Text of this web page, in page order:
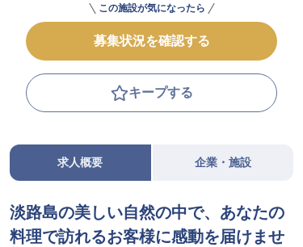
この施設が気になったら
募集状況を確認する
キープする
求人概要 企業・施設
淡路島の美しい自然の中で、あなたの
料理で訪れるお客様に感動を届けませ